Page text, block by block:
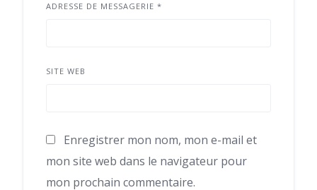
ADRESSE DE MESSAGERIE *
SITE WEB
Enregistrer mon nom, mon e-mail et
mon site web dans le navigateur pour
mon prochain commentaire.